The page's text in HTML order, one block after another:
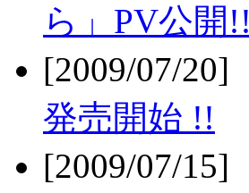
ら」PV公開!!
[2009/07/20]
発売開始 !!
[2009/07/15]